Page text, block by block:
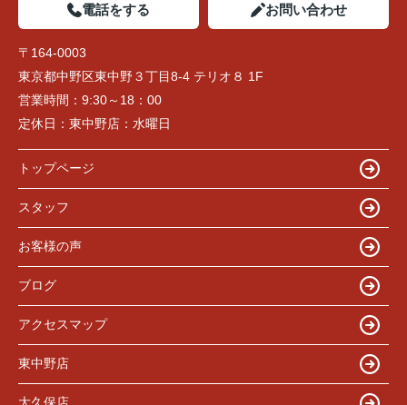
電話をする お問い合わせ
〒164-0003
東京都中野区東中野３丁目8-4 テリオ８ 1F
営業時間： 9:30～18：00
定休日： 東中野店：水曜日
トップページ
スタッフ
お客様の声
ブログ
アクセスマップ
東中野店